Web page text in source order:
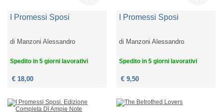
I Promessi Sposi
di Manzoni Alessandro
Spedito in 5 giorni lavorativi
€ 18,00
I Promessi Sposi
di Manzoni Alessandro
Spedito in 5 giorni lavorativi
€ 9,50